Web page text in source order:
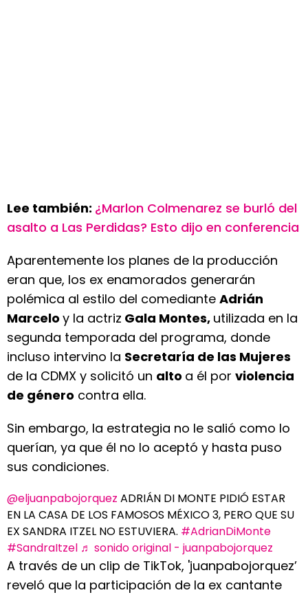
Lee también: ¿Marlon Colmenarez se burló del
asalto a Las Perdidas? Esto dijo en conferencia
Aparentemente los planes de la producción
eran que, los ex enamorados generarán
polémica al estilo del comediante Adrián
Marcelo y la actriz Gala Montes, utilizada en la
segunda temporada del programa, donde
incluso intervino la Secretaría de las Mujeres
de la CDMX y solicitó un alto a él por violencia
de género contra ella.
Sin embargo, la estrategia no le salió como lo
querían, ya que él no lo aceptó y hasta puso
sus condiciones.
@eljuanpabojorquez ADRIÁN DI MONTE PIDIÓ ESTAR
EN LA CASA DE LOS FAMOSOS MÉXICO 3, PERO QUE SU
EX SANDRA ITZEL NO ESTUVIERA. #AdrianDiMonte
#SandraItzel ♬ sonido original - juanpabojorquez
A través de un clip de TikTok, 'juanpabojorquez’
reveló que la participación de la ex cantante